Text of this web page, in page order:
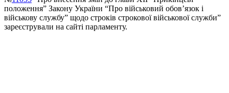
положення” Закону України “Про військовий обов’язок і
військову службу” щодо строків строкової військової служби”
зареєстрували на сайті парламенту.